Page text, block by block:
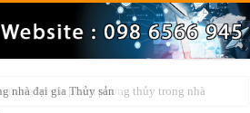
nhà đại gia Thủy sản
trang trí vật phẩm phong thủy trong nhà